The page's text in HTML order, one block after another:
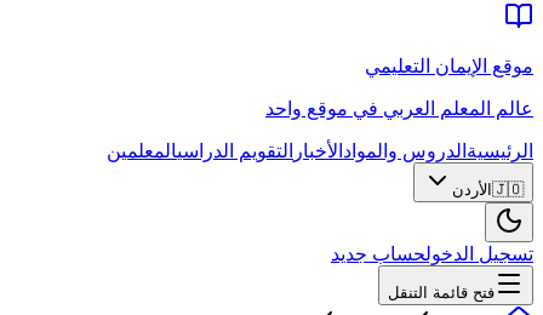
موقع الإيمان التعليمي
عالم المعلم العربي في موقع واحد
الرئيسية الدروس والمواد الأخبار التقويم الدراسيالمعلمين
🇯🇴 الأردن
تسجيل الدخولحساب جديد
فتح قائمة التنقل